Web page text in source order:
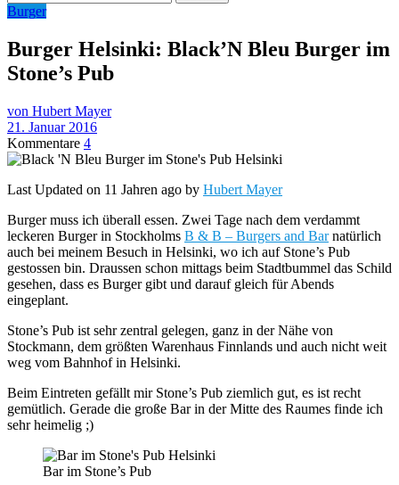
Burger
Burger Helsinki: Black’N Bleu Burger im
Stone’s Pub
von Hubert Mayer
21. Januar 2016
Kommentare 4
Last Updated on 11 Jahren ago by Hubert Mayer
Burger muss ich überall essen. Zwei Tage nach dem verdammt
leckeren Burger in Stockholms B & B – Burgers and Barnatürlich
auch bei meinem Besuch in Helsinki, wo ich auf Stone’s Pub
gestossen bin. Draussen schon mittags beim Stadtbummel das Schild
gesehen, dass es Burger gibt und darauf gleich für Abends
eingeplant.
Stone’s Pub ist sehr zentral gelegen, ganz in der Nähe von
Stockmann, dem größten Warenhaus Finnlands und auch nicht weit
weg vom Bahnhof in Helsinki.
Beim Eintreten gefällt mir Stone’s Pub ziemlich gut, es ist recht
gemütlich. Gerade die große Bar in der Mitte des Raumes finde ich
sehr heimelig ;)
Bar im Stone’s Pub